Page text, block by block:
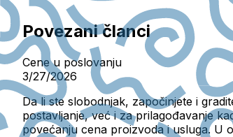
Povezani članci
Cene u poslovanju
3/27/2026
Da li ste slobodnjak, započinjete i
postavljanje, već i za prilagođavanje
povećanju cena proizvoda i usluga. U